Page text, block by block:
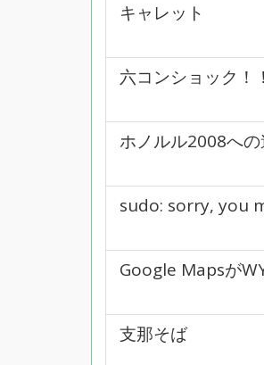
キャレット
六コンショック！！
ホノルル2008への
sudo: sorry, you
Google Mapsが
支那そば